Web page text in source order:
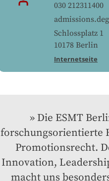
030 212311400
Schlossplatz 1
10178 Berlin
Internetseite
Die ESMT
forschungsorientierte
Promotionsrecht.
Innovation,
macht uns